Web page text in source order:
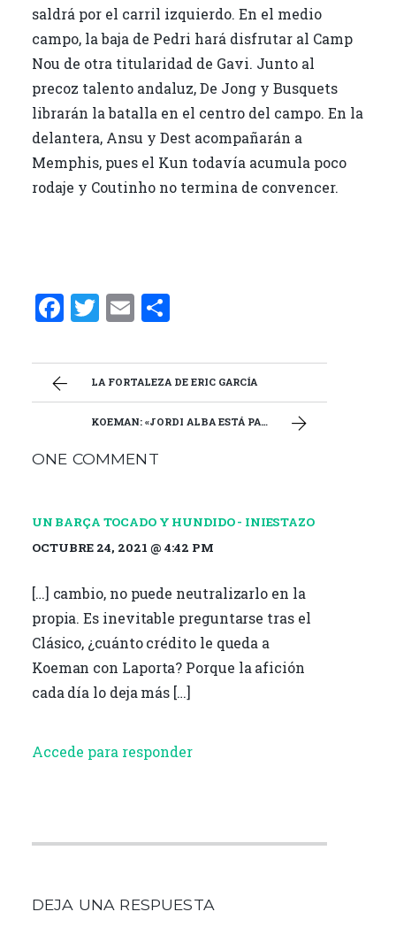
saldrá por el carril izquierdo. En el medio
campo, la baja de Pedri hará disfrutar al Camp
Nou de otra titularidad de Gavi. Junto al
precoz talento andaluz, De Jong y Busquets
librarán la batalla en el centro del campo. En la
delantera, Ansu y Dest acompañarán a
Memphis, pues el Kun todavía acumula poco
rodaje y Coutinho no termina de convencer.
F
ce
b
o
k
T
it
te
r
E
ai
l
C
m
p
ar
LA FORTALEZA DE ERIC GARCÍA
KOEMAN: «JORDI ALBA ESTÁ PARA JUGAR»
ONE COMMENT
UN BARÇA TOCADO Y HUNDIDO - INIESTAZO
OCTUBRE 24, 2021 @ 4:42 PM
[…] cambio, no puede neutralizarlo en la
propia. Es inevitable preguntarse tras el
Clásico, ¿cuánto crédito le queda a
Koeman con Laporta? Porque la afición
cada día lo deja más […]
Accede para responder
DEJA UNA RESPUESTA